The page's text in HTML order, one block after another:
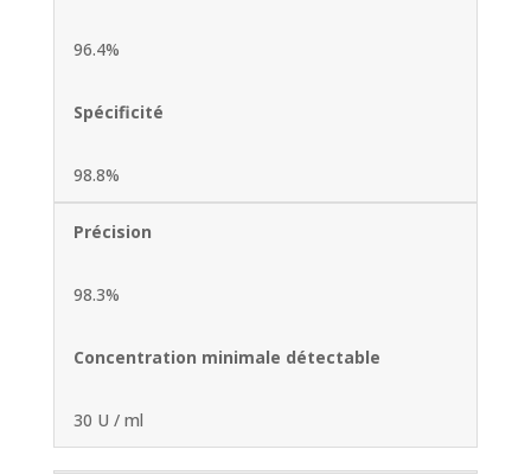
96.4%
Spécificité
98.8%
Précision
98.3%
Concentration minimale détectable
30 U / ml